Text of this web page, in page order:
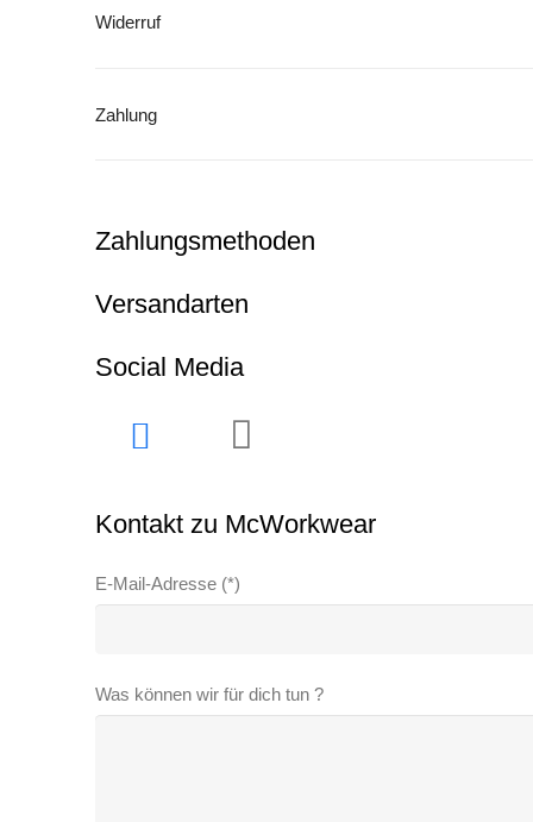
Widerruf
Zahlung
Zahlungsmethoden
Versandarten
Social Media
Kontakt zu McWorkwear
E-Mail-Adresse (*)
Was können wir für dich tun ?